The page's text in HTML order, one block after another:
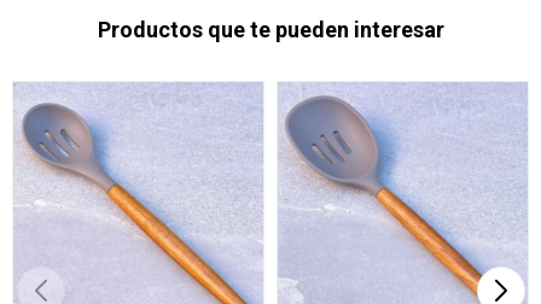
Productos que te pueden interesar